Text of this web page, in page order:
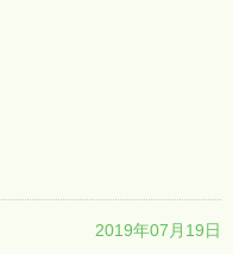
2019年07月19日